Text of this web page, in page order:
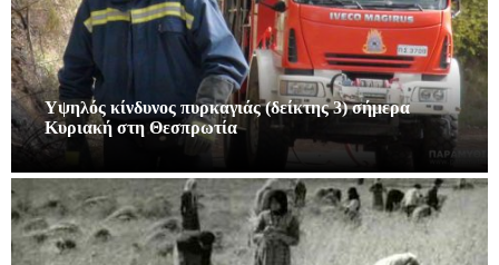
Υψηλός κίνδυνος πυρκαγιάς (δείκτης 3) σήμερα
Κυριακή στη Θεσπρωτία